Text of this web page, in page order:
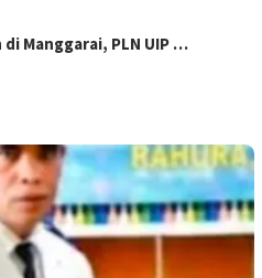
Manggarai, PLN UIP …